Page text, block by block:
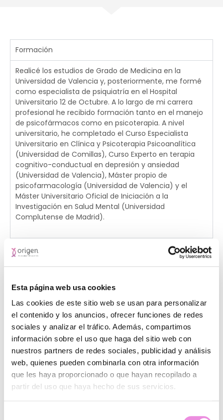
Esta página web usa cookies
Las cookies de este sitio web se usan para personalizar
el contenido y los anuncios, ofrecer funciones de redes
sociales y analizar el tráfico. Además, compartimos
información sobre el uso que haga del sitio web con
nuestros partners de redes sociales, publicidad y análisis
web, quienes pueden combinarla con otra información
que les haya proporcionado o que hayan recopilado a
partir del uso que haya hecho de sus servicios.
Formación
Realicé los estudios de Grado de Medicina en la
Universidad de Valencia y, posteriormente, me formé
como especialista de psiquiatría en el Hospital
Universitario 12 de Octubre. A lo largo de mi carrera
profesional he recibido formación tanto en el manejo
de psicofármacos como en psicoterapia. A nivel
universitario, he completado el Curso Especialista
Universitario en Clínica y Psicoterapia Psicoanalítica
(Universidad de Comillas), Curso Experto en terapia
cognitivo-conductual en depresión y ansiedad
(Universidad de Valencia), Máster propio de
psicofarmacología (Universidad de Valencia) y el
Máster Universitario Oficial de Iniciación a la
Investigación en Salud Mental (Universidad
Complutense de Madrid).
Experiencia
Otros datos